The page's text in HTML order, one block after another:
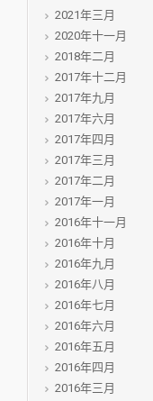
2021年三月
2020年十一月
2018年二月
2017年十二月
2017年九月
2017年六月
2017年四月
2017年三月
2017年二月
2017年一月
2016年十一月
2016年十月
2016年九月
2016年八月
2016年七月
2016年六月
2016年五月
2016年四月
2016年三月